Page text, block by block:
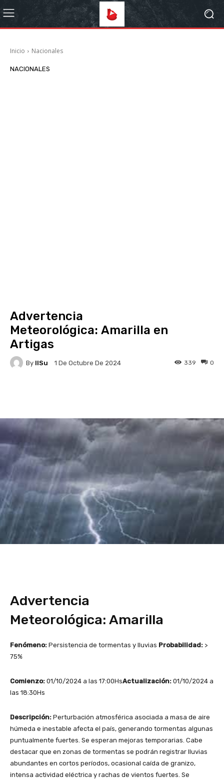
Inicio Nacionales
NACIONALES
Advertencia
Meteorológica: Amarilla en
Artigas
By IlSu 1 De Octubre De 2024 0
339
Advertencia
Meteorológica: Amarilla
Fenómeno: Persistencia de tormentas y lluvias Probabilidad: >
75%
Comienzo: 01/10/2024 a las 17:00HsActualización: 01/10/2024 a
las 18:30Hs
Descripción: Perturbación atmosférica asociada a masa de aire
húmeda e inestable afecta el país, generando tormentas algunas
puntualmente fuertes. Se esperan mejoras temporarias. Cabe
destacar que en zonas de tormentas se podrán registrar lluvias
abundantes en cortos períodos, ocasional caída de granizo,
intensa actividad eléctrica y rachas de vientos fuertes. Se